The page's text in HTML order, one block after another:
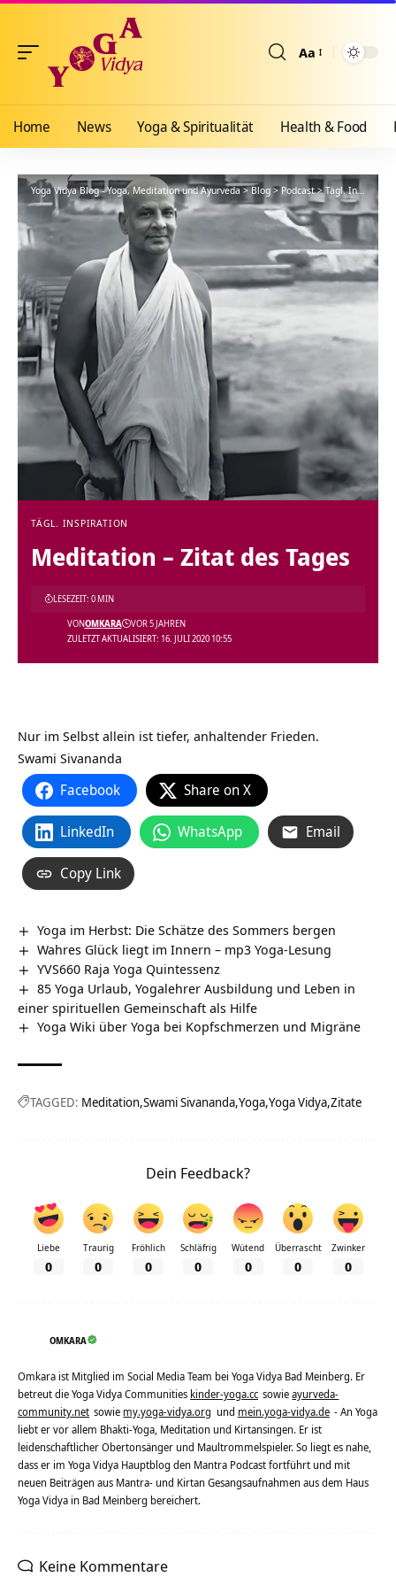
Aa
Home News Yoga & Spiritualität Health & Food
Yoga Vidya Blog - Yoga, Meditation und Ayurveda>Blog >Podcast>Tägl. Inspiration
TÄGL. INSPIRATION
Meditation – Zitat des Tages
ZULETZT AKTUALISIERT: 16. JULI 2020 10:55
VONOMKARA VOR 5 JAHREN
LESEZEIT: 0 MIN
Nur im Selbst allein ist tiefer, anhaltender Frieden.
Swami Sivananda
Facebook Share on X
LinkedIn WhatsApp Email
Copy Link
Yoga im Herbst: Die Schätze des Sommers bergen
Wahres Glück liegt im Innern – mp3 Yoga-Lesung
YVS660 Raja Yoga Quintessenz
85 Yoga Urlaub, Yogalehrer Ausbildung und Leben in
einer spirituellen Gemeinschaft als Hilfe
Yoga Wiki über Yoga bei Kopfschmerzen und Migräne
TAGGED: Meditation Swami Sivananda Yoga Yoga Vidya Zitate
Dein Feedback?
Liebe
0
Traurig
0
Fröhlich
0
Schläfrig
0
Wütend
0
Überrascht
0
Zwinker
0
OMKARA
Omkara ist Mitglied im Social Media Team bei Yoga Vidya Bad Meinberg. Er
betreut die Yoga Vidya Communities kinder-yoga.cc sowieayurveda-
community.net sowie my.yoga-vidya.org und mein.yoga-vidya.de - An Yoga
liebt er vor allem Bhakti-Yoga, Meditation und Kirtansingen. Er ist
leidenschaftlicher Obertonsänger und Maultrommelspieler. So liegt es nahe,
dass er im Yoga Vidya Hauptblog den Mantra Podcast fortführt und mit
neuen Beiträgen aus Mantra- und Kirtan Gesangsaufnahmen aus dem Haus
Yoga Vidya in Bad Meinberg bereichert.
Keine Kommentare